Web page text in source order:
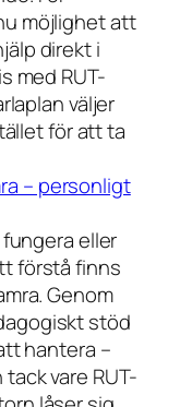
möjlighet att
direkt i
med RUT-
väljer
för att ta
– personligt
eller
förstå finns
Genom
stöd
hantera –
vare RUT-